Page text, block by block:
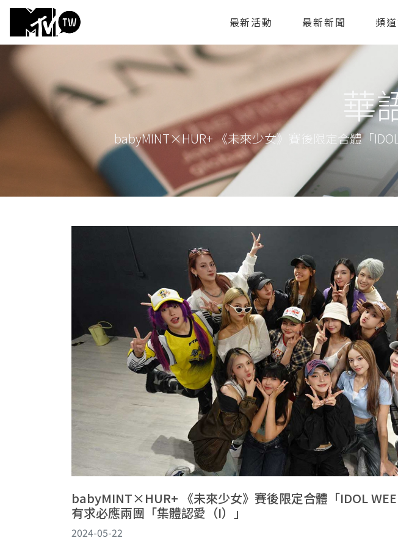
最新活動 最新新聞 頻
華
babyMINT×HUR+ 《未來少女》賽後限定合體「
babyMINT×HUR+ 《未來少女》賽後限定合體「IDOL
有求必應兩團「集體認愛（I）」
2024-05-22